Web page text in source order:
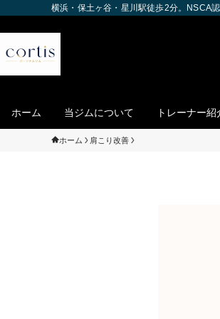
横浜・保土ヶ谷・星川駅徒歩2分。NSCA
ホーム 当ジムについて トレーナー紹
ホーム 肩こり改善